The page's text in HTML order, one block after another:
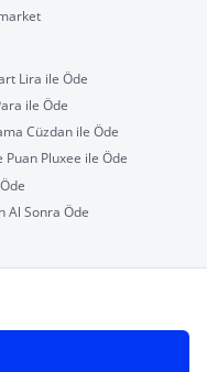
Lira ile Öde
ile Öde
Cüzdan ile Öde
Puan Pluxee ile Öde
Al Sonra Öde